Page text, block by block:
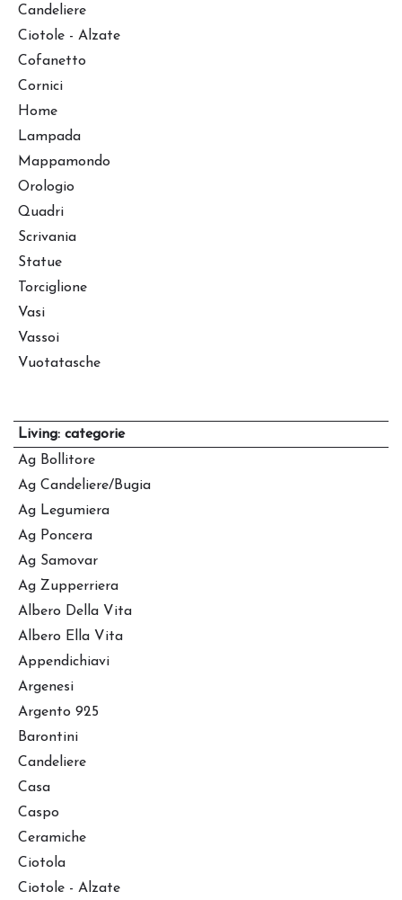
Candeliere
Ciotole - Alzate
Cofanetto
Cornici
Home
Lampada
Mappamondo
Orologio
Quadri
Scrivania
Statue
Torciglione
Vasi
Vassoi
Vuotatasche
Living: categorie
Ag Bollitore
Ag Candeliere/bugia
Ag Legumiera
Ag Poncera
Ag Samovar
Ag Zupperriera
Albero Della Vita
Albero Ella Vita
Appendichiavi
Argenesi
Argento 925
Barontini
Candeliere
Casa
Caspo
Ceramiche
Ciotola
Ciotole - Alzate